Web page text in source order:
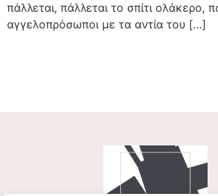
πάλλεται, πάλλεται το σπίτι ολάκερο,
αγγελοπρόσωποι με τα αντία του […]